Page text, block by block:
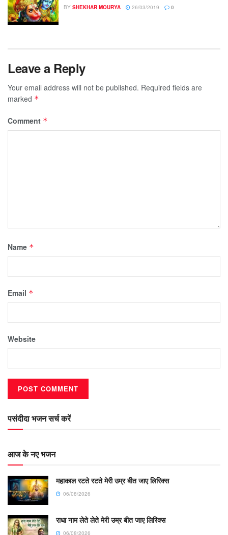
BY SHEKHAR MOURYA 26/03/2019 0
Leave a Reply
Your email address will not be published. Required fields are
marked *
Comment *
Name *
Email *
Website
पसंदीदा भजन सर्च करें
आज के नए भजन
महाकाल रटते रटते मेरी उम्र बीत जाए लिरिक्स
06/08/2026
राधा नाम लेते लेते मेरी उम्र बीत जाए लिरिक्स
06/08/2026